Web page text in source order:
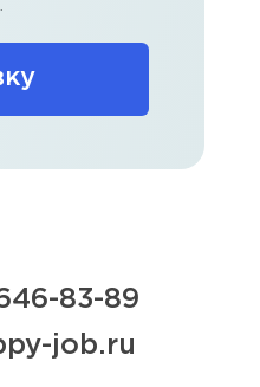
83-89
job.ru